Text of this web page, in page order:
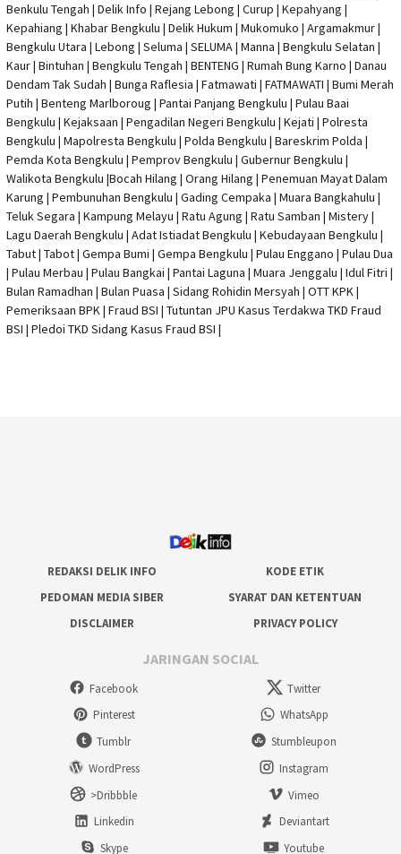
Benkulu Tengah | Delik Info | Rejang Lebong | Curup | Kepahyang |
Kepahiang | Khabar Bengkulu | Delik Hukum | Mukomuko | Argamakmur |
Bengkulu Utara | Lebong | Seluma | SELUMA | Manna | Bengkulu Selatan |
Kaur | Bintuhan | Bengkulu Tengah | BENTENG | Rumah Bung Karno | Danau
Dendam Tak Sudah | Bunga Raflesia | Fatmawati | FATMAWATI | Bumi Merah
Putih | Benteng Marlboroug | Pantai Panjang Bengkulu | Pulau Baai
Bengkulu | Kejaksaan | Pengadilan Negeri Bengkulu | Kejati | Polresta
Bengkulu | Mapolresta Bengkulu | Polda Bengkulu | Bareskrim Polda |
Pemda Kota Bengkulu | Pemprov Bengkulu | Gubernur Bengkulu |
Walikota Bengkulu |Bocah Hilang | Orang Hilang | Penemuan Mayat Dalam
Karung | Pembunuhan Bengkulu | Gading Cempaka | Muara Bangkahulu |
Teluk Segara | Kampung Melayu | Ratu Agung | Ratu Samban | Mistery |
Lagu Daerah Bengkulu | Adat Istiadat Bengkulu | Kebudayaan Bengkulu |
Tabut | Tabot | Gempa Bumi | Gempa Bengkulu | Pulau Enggano | Pulau Dua
| Pulau Merbau | Pulau Bangkai | Pantai Laguna | Muara Jenggalu | Idul Fitri |
Bulan Ramadhan | Bulan Puasa | Sidang Rohidin Mersyah | OTT KPK|
Pemeriksaan BPK | Fraud BSI | Tutuntan JPU Kasus Terdakwa TKD Fraud
BSI | Pledoi TKD Sidang Kasus Fraud BSI |
REDAKSI DELIK INFO
KODE ETIK
PEDOMAN MEDIA SIBER
SYARAT DAN KETENTUAN
DISCLAIMER
PRIVACY POLICY
JARINGAN SOCIAL
Facebook
Twitter
Pinterest
WhatsApp
Tumblr
Stumbleupon
WordPress
Instagram
>Dribbble
Vimeo
Linkedin
Deviantart
Skype
Youtube